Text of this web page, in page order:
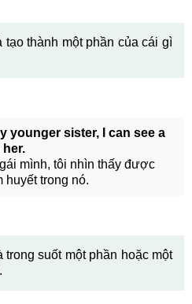
tạo thành một phần của cái gì
younger sister, I can see a
mình, tôi nhìn thấy được
huyết trong nó.
trong suốt một phần hoặc một